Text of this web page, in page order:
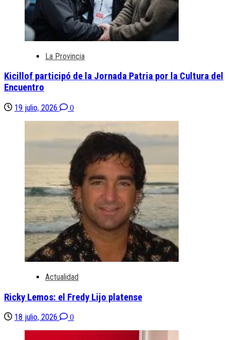
La Provincia
Kicillof participó de la Jornada Patria por la Cultura del
Encuentro
19 julio, 2026 0
Actualidad
Ricky Lemos: el Fredy Lijo platense
18 julio, 2026 0